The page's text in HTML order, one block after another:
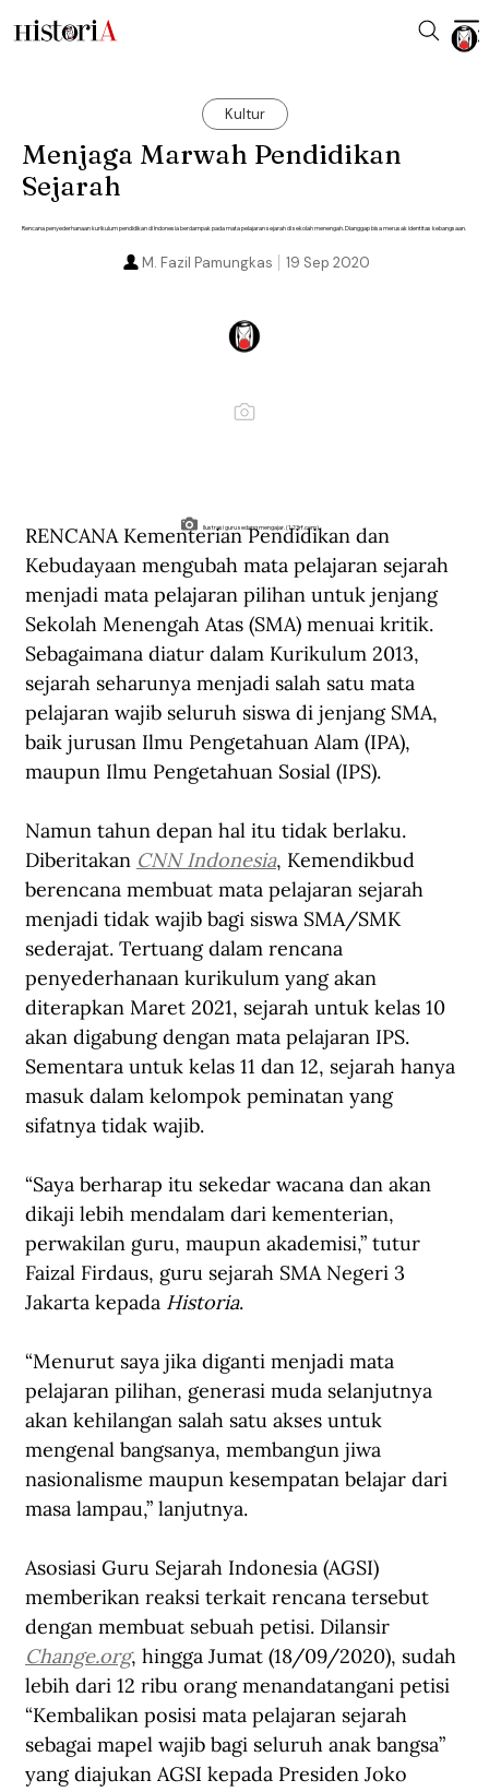
Kultur
Menjaga Marwah Pendidikan
Sejarah
Rencana penyederhanaan kurikulum pendidikan di Indonesia berdampak pada mata pelajaran sejarah di sekolah menengah. Dianggap bisa merusak identitas kebangsaan.
19 Sep 2020
M. Fazil Pamungkas
Ilustrasi guru sedang mengajar. (123rf.com).
RENCANA Kementerian Pendidikan dan
Kebudayaan mengubah mata pelajaran sejarah
menjadi mata pelajaran pilihan untuk jenjang
Sekolah Menengah Atas (SMA) menuai kritik.
Sebagaimana diatur dalam Kurikulum 2013,
sejarah seharunya menjadi salah satu mata
pelajaran wajib seluruh siswa di jenjang SMA,
baik jurusan Ilmu Pengetahuan Alam (IPA),
maupun Ilmu Pengetahuan Sosial (IPS).
Namun tahun depan hal itu tidak berlaku.
Diberitakan CNN Indonesia, Kemendikbud
berencana membuat mata pelajaran sejarah
menjadi tidak wajib bagi siswa SMA/SMK
sederajat. Tertuang dalam rencana
penyederhanaan kurikulum yang akan
diterapkan Maret 2021, sejarah untuk kelas 10
akan digabung dengan mata pelajaran IPS.
Sementara untuk kelas 11 dan 12, sejarah hanya
masuk dalam kelompok peminatan yang
sifatnya tidak wajib.
“Saya berharap itu sekedar wacana dan akan
dikaji lebih mendalam dari kementerian,
perwakilan guru, maupun akademisi,” tutur
Faizal Firdaus, guru sejarah SMA Negeri 3
Jakarta kepada Historia.
“Menurut saya jika diganti menjadi mata
pelajaran pilihan, generasi muda selanjutnya
akan kehilangan salah satu akses untuk
mengenal bangsanya, membangun jiwa
nasionalisme maupun kesempatan belajar dari
masa lampau,” lanjutnya.
Asosiasi Guru Sejarah Indonesia (AGSI)
memberikan reaksi terkait rencana tersebut
dengan membuat sebuah petisi. Dilansir
Change.org, hingga Jumat (18/09/2020), sudah
lebih dari 12 ribu orang menandatangani petisi
“Kembalikan posisi mata pelajaran sejarah
sebagai mapel wajib bagi seluruh anak bangsa”
yang diajukan AGSI kepada Presiden Joko